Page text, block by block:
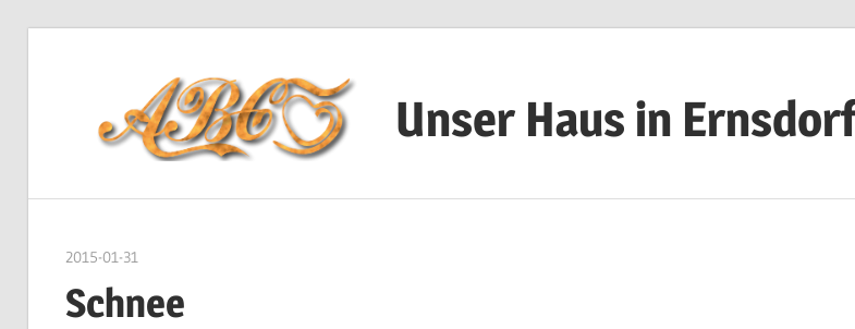
Unser Haus in
was
rund
um
2015-01-31DerKruter
Schnee